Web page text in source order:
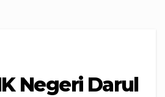
Negeri Darul